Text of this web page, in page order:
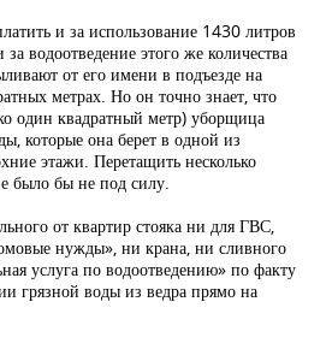
и за использование 1430 литров
водоотведение этого же количества
от его имени в подъезде на
метрах. Но он точно знает, что
один квадратный метр) уборщица
которые она берет в одной из
этажи. Перетащить несколько
было бы не под силу.
от квартир стояка ни для ГВС,
нужды», ни крана, ни сливного
услуга по водоотведению» по факту
грязной воды из ведра прямо на